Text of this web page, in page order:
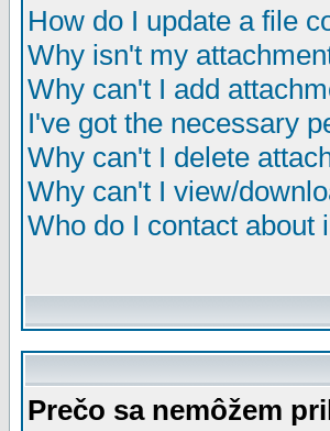
How do I update a file
Why isn't my
Why can't I add
I've got the necessary
Why can't I delete
Why can't I view/
Who do I contact about
Prečo sa nemôžem